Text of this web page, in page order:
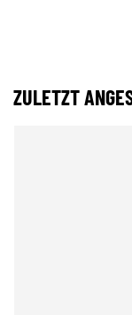
ZULETZT